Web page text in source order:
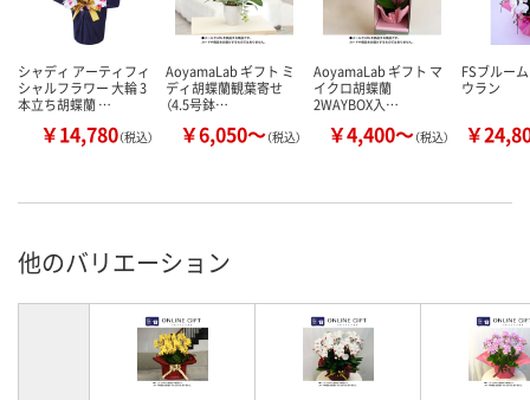
シャディ アーティフィ
シャルフラワー 大輪 3
本立ち胡蝶蘭 …
￥14,780（税込）
AoyamaLab ギフト ミ
ディ胡蝶蘭観葉寄せ
（4.5号鉢…
￥6,050～（税込）
AoyamaLab ギフト マ
イクロ胡蝶蘭
2WAYBOX入…
￥4,400～（税込）
FSブルー
ウラン
￥
他のバリエーション